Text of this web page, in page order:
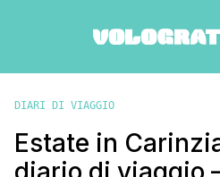
DIARI DI VIAGGIO
Estate in